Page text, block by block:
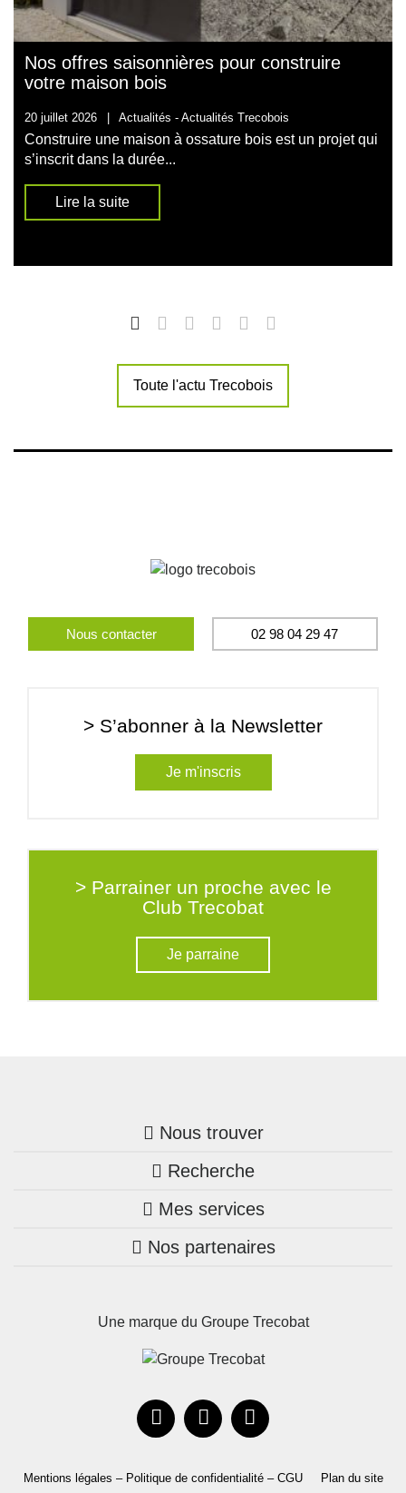
Nos offres saisonnières pour construire
votre maison bois
20 juillet 2026 | Actualités - Actualités Trecobois
Construire une maison à ossature bois est un projet qui
s’inscrit dans la durée...
Lire la suite
Toute l'actu Trecobois
Nous contacter 02 98 04 29 47
> S’abonner à la Newsletter
Je m'inscris
> Parrainer un proche avec le
Club Trecobat
Je parraine
Nous trouver
Trouver une agence
Bretagne
Pays de la Loire
Occitanie
Recherche
Nos annonces
Maison + terrain
Mes services
Mon compte Trecobois
Parrainez un proche!
Nos partenaires
Une marque du Groupe Trecobat
Mentions légales – Politique de confidentialité – CGU Plan du site